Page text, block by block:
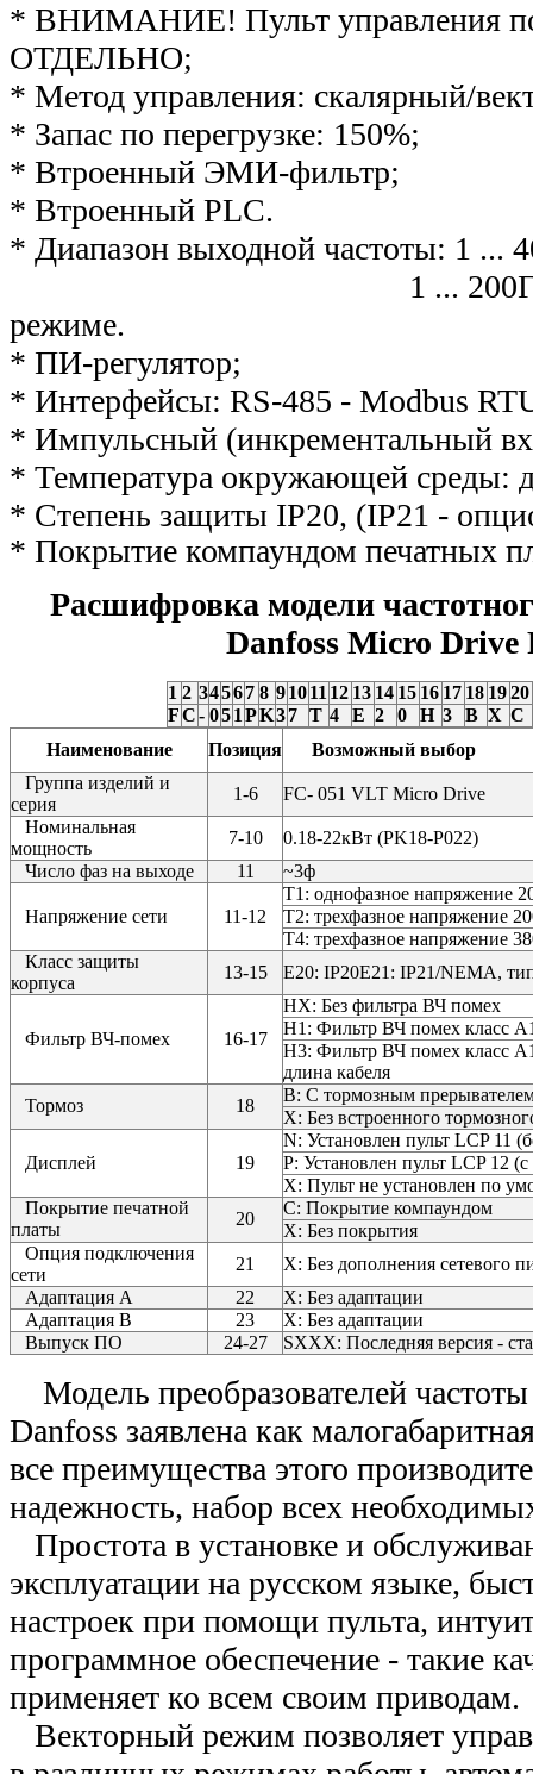
* ВНИМАНИЕ! Пульт управления
ОТДЕЛЬНО;
* Метод управления: скалярный/
* Запас по перегрузке: 150%;
* Втроенный ЭМИ-фильтр;
* Втроенный PLC.
* Диапазон выходной частоты: 1 ...
1 ... 200Гц в
режиме.
* ПИ-регулятор;
* Интерфейсы: RS-485 - Modbus
* Импульсный (инкрементальный
* Температура окружающей среды:
* Степень защиты IP20, (IP21 -
* Покрытие компаундом печатных
Расшифровка модели
Danfoss Micro Drive
1 2 3456 7 8 9 10 11 12 13 14 15 16 17 18 19 20
FC- 05 1 PK3 7 T 4 E 2 0 H 3 B X C
Наименование
Позиция Возможный выбор
Группа изделий и
серия
1-6
FC- 051 VLT Micro Drive
Номинальная
мощность
7-10
0.18-22кВт (PK18-P022)
Число фаз на выходе
11 ~3ф
Напряжение сети 11-12
Т1: однофазное напряжение
Т2: трехфазное напряжение
Т4: трехфазное напряжение
Класс защиты
корпуса
13-15 E20: IP20E21: IP21/NEMA,
Фильтр ВЧ-помех 16-17
HХ: Без фильтра ВЧ помех
H1: Фильтр ВЧ помех класс
H3: Фильтр ВЧ помех класс
длина кабеля
Тормоз
18
B: С тормозным
X: Без встроенного
Дисплей 19
N: Установлен пульт LCP 11
P: Установлен пульт LCP 12
Х: Пульт не установлен по
Покрытие печатной
платы
20
С: Покрытие компаундом
Х: Без покрытия
Опция подключения
сети
21
Х: Без дополнения сетевого
Адаптация A
22
X: Без адаптации
Адаптация B
23
X: Без адаптации
Выпуск ПО
24-27 SXXX: Последняя версия -
Модель преобразователей
Danfoss заявлена как
все преимущества этого
надежность, набор всех
Простота в установке и
эксплуатации на русском языке,
настроек при помощи пульта,
программное обеспечение - такие
применяет ко всем своим приводам.
Векторный режим позволяет